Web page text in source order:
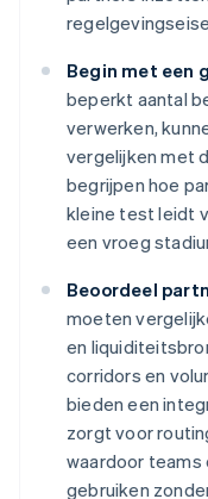
Begin met een
beperkt aantal
verwerken,
vergelijken met
begrijpen hoe
kleine test leidt
een vroeg
Beoordeel
moeten
en
corridors en
bieden een
zorgt voor
waardoor teams
gebruiken